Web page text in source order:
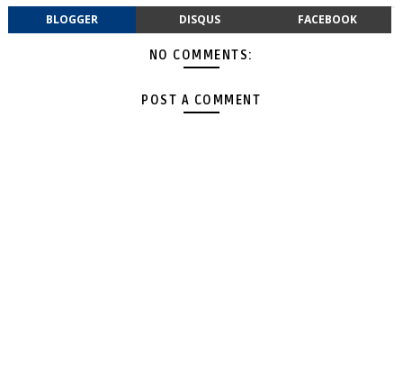
BLOGGER DISQUS FACEBOOK
NO COMMENTS:
POST A COMMENT